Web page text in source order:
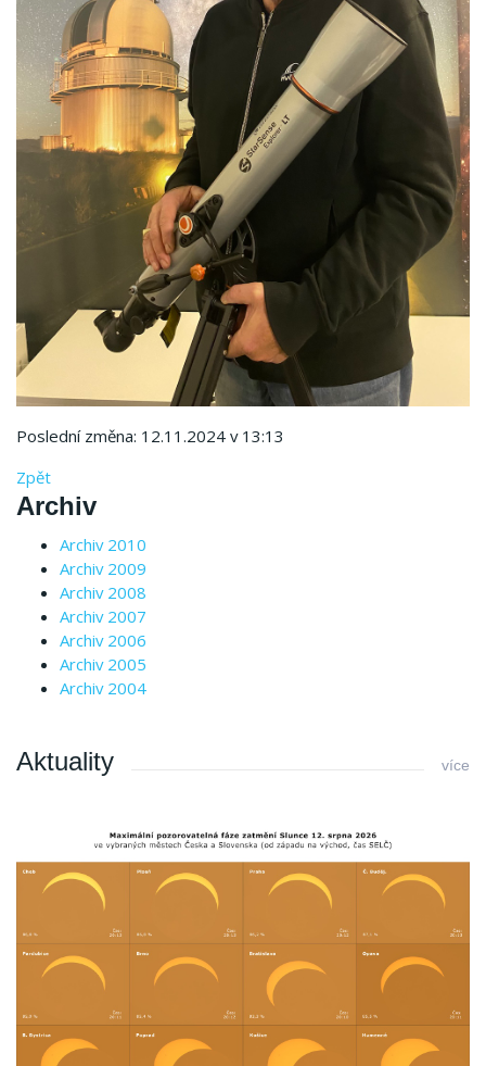
Poslední změna: 12.11.2024 v 13:13
Zpět
Archiv
Archiv 2010
Archiv 2009
Archiv 2008
Archiv 2007
Archiv 2006
Archiv 2005
Archiv 2004
Aktuality více